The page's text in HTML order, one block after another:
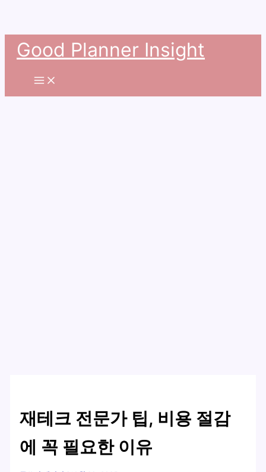
Good Planner Insight
재테크 전문가 팁, 비용 절감
에 꼭 필요한 이유